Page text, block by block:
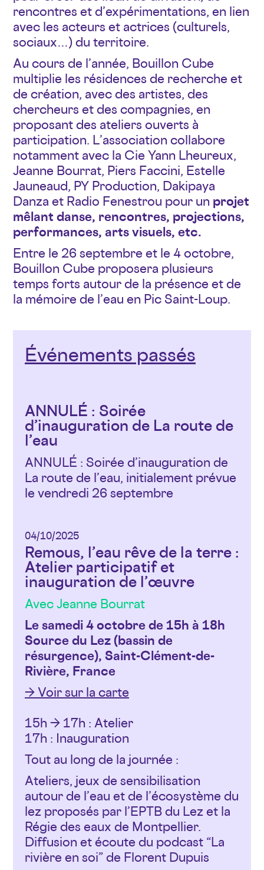
rencontres et d’expérimentations, en lien
avec les acteurs et actrices (culturels,
sociaux…) du territoire.
Au cours de l’année, Bouillon Cube
multiplie les résidences de recherche et
de création, avec des artistes, des
chercheurs et des compagnies, en
proposant des ateliers ouverts à
participation. L’association collabore
notamment avec la Cie Yann Lheureux,
Jeanne Bourrat, Piers Faccini, Estelle
Jauneaud, PY Production, Dakipaya
Danza et Radio Fenestrou pour un projet
mêlant danse, rencontres, projections,
performances, arts visuels, etc.
Entre le 26 septembre et le 4 octobre,
Bouillon Cube proposera plusieurs
temps forts autour de la présence et de
la mémoire de l’eau en Pic Saint-Loup.
Événements passés
ANNULÉ : Soirée
d’inauguration de La route de
l’eau
ANNULÉ : Soirée d’inauguration de
La route de l’eau, initialement prévue
le vendredi 26 septembre
04/10/2025
Remous, l’eau rêve de la terre :
Atelier participatif et
inauguration de l’œuvre
Avec Jeanne Bourrat
Le samedi 4 octobre de 15h à 18h
Source du Lez (bassin de
résurgence), Saint-Clément-de-
Rivière, France
→ Voir sur la carte
15h → 17h : Atelier
17h : Inauguration
Tout au long de la journée :
Ateliers, jeux de sensibilisation
autour de l’eau et de l’écosystème du
lez proposés par l’EPTB du Lez et la
Régie des eaux de Montpellier.
Diffusion et écoute du podcast “La
rivière en soi” de Florent Dupuis